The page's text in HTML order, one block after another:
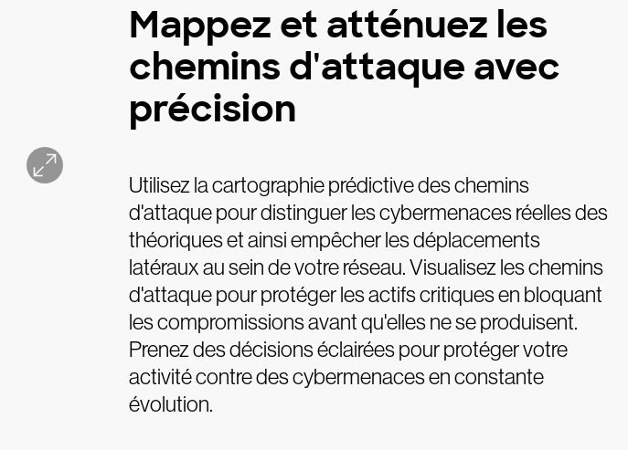
Mappez et atténuez les
chemins d'attaque avec
précision
Utilisez la cartographie prédictive des chemins
d'attaque pour distinguer les cybermenaces réelles des
théoriques et ainsi empêcher les déplacements
latéraux au sein de votre réseau. Visualisez les chemins
d'attaque pour protéger les actifs critiques en bloquant
les compromissions avant qu'elles ne se produisent.
Prenez des décisions éclairées pour protéger votre
activité contre des cybermenaces en constante
évolution.